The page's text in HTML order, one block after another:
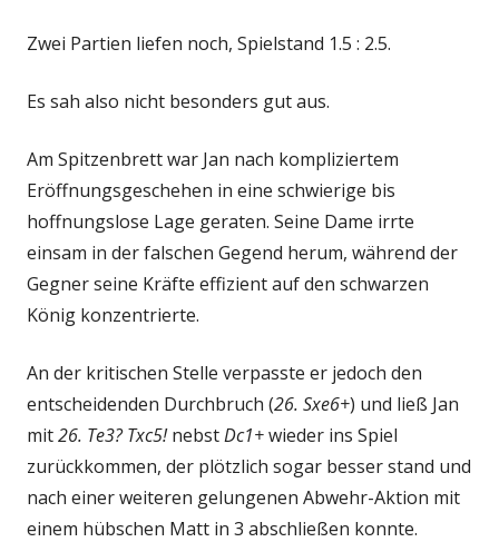
Zwei Partien liefen noch, Spielstand 1.5 : 2.5.
Es sah also nicht besonders gut aus.
Am Spitzenbrett war Jan nach kompliziertem
Eröffnungsgeschehen in eine schwierige bis
hoffnungslose Lage geraten. Seine Dame irrte
einsam in der falschen Gegend herum, während der
Gegner seine Kräfte effizient auf den schwarzen
König konzentrierte.
An der kritischen Stelle verpasste er jedoch den
entscheidenden Durchbruch (26. Sxe6+) und ließ Jan
mit26. Te3? Txc5!nebstDc1+wieder ins Spiel
zurückkommen, der plötzlich sogar besser stand und
nach einer weiteren gelungenen Abwehr-Aktion mit
einem hübschen Matt in 3 abschließen konnte.